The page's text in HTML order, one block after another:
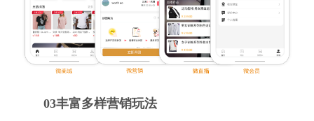
03丰富多样营销玩法